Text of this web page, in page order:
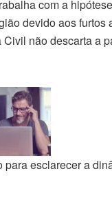
com a
devido aos
não descarta a
esclarecer a